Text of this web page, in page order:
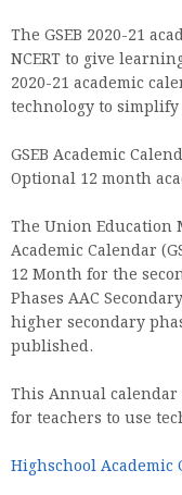
The GSEB 2020-21
NCERT to give
2020-21 academic
technology to
GSEB Academic
Optional 12 month
The Union
Academic Calendar
12 Month for the
Phases AAC
higher secondary
published.
This Annual
for teachers to use
Highschool Academic